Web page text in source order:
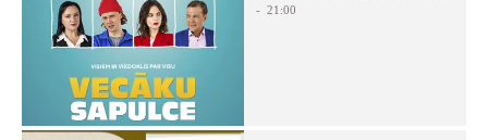
- 21:00